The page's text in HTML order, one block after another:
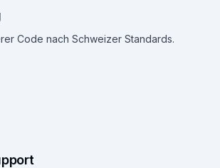
Code nach Schweizer Standards.